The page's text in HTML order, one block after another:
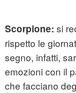
Scorpione: si
rispetto le
segno, infatti,
emozioni con il
che facciano